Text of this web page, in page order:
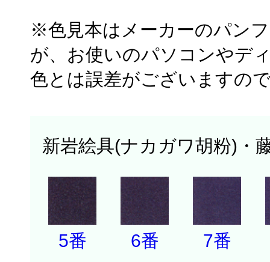
※色見本はメーカーのパン
が、お使いのパソコンやデ
色とは誤差がございますの
新岩絵具(ナカガワ胡粉)
5番 6番 7番